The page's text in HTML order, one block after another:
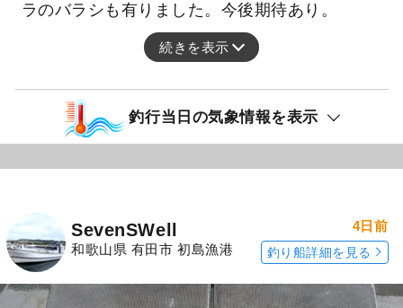
ラのバラシも有りました。今後期待あり。
続きを表示
釣行当日の気象情報を表示
SevenSWell
和歌山県 有田市 初島漁港
4日前
釣り船詳細を見る